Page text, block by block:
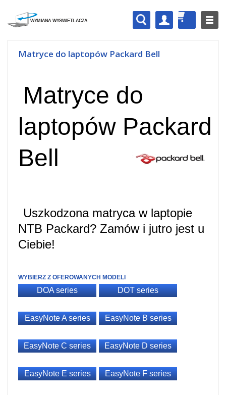
Matryce do laptopów Packard Bell
Matryce do
laptopów Packard
Bell
Uszkodzona matryca w laptopie
NTB Packard? Zamów i jutro jest u
Ciebie!
WYBIERZ Z OFEROWANYCH MODELI
DOA series DOT series
EasyNote A series EasyNote B series
EasyNote C series EasyNote D series
EasyNote E series EasyNote F series